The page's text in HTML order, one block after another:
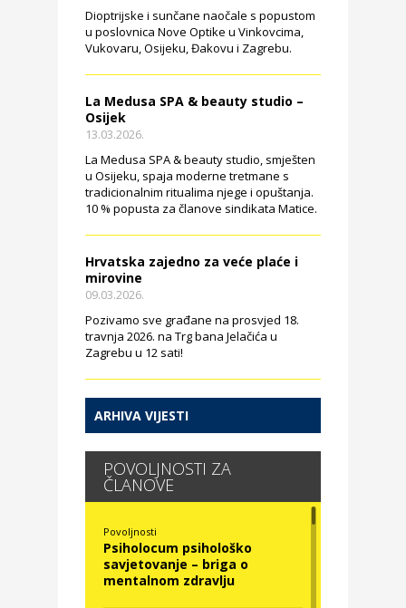
Dioptrijske i sunčane naočale s popustom
u poslovnica Nove Optike u Vinkovcima,
Vukovaru, Osijeku, Đakovu i Zagrebu.
La Medusa SPA & beauty studio –
Osijek
13.03.2026.
La Medusa SPA & beauty studio, smješten
u Osijeku, spaja moderne tretmane s
tradicionalnim ritualima njege i opuštanja.
10 % popusta za članove sindikata Matice.
Hrvatska zajedno za veće plaće i
mirovine
09.03.2026.
Pozivamo sve građane na prosvjed 18.
travnja 2026. na Trg bana Jelačića u
Zagrebu u 12 sati!
ARHIVA VIJESTI
POVOLJNOSTI ZA
ČLANOVE
Povoljnosti
Psiholocum psihološko
savjetovanje – briga o
mentalnom zdravlju